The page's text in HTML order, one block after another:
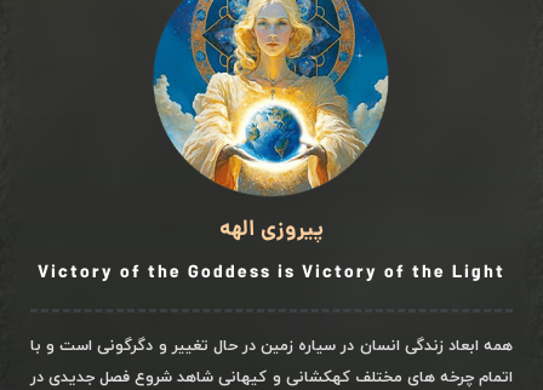
پیروزی الهه
Victory of the Goddess is Victory of the Light
همه ابعاد زندگی انسان در سیاره زمین در حال تغییر و دگرگونی است و با
اتمام چرخه های مختلف کهکشانی و کیهانی شاهد شروع فصل جدیدی در